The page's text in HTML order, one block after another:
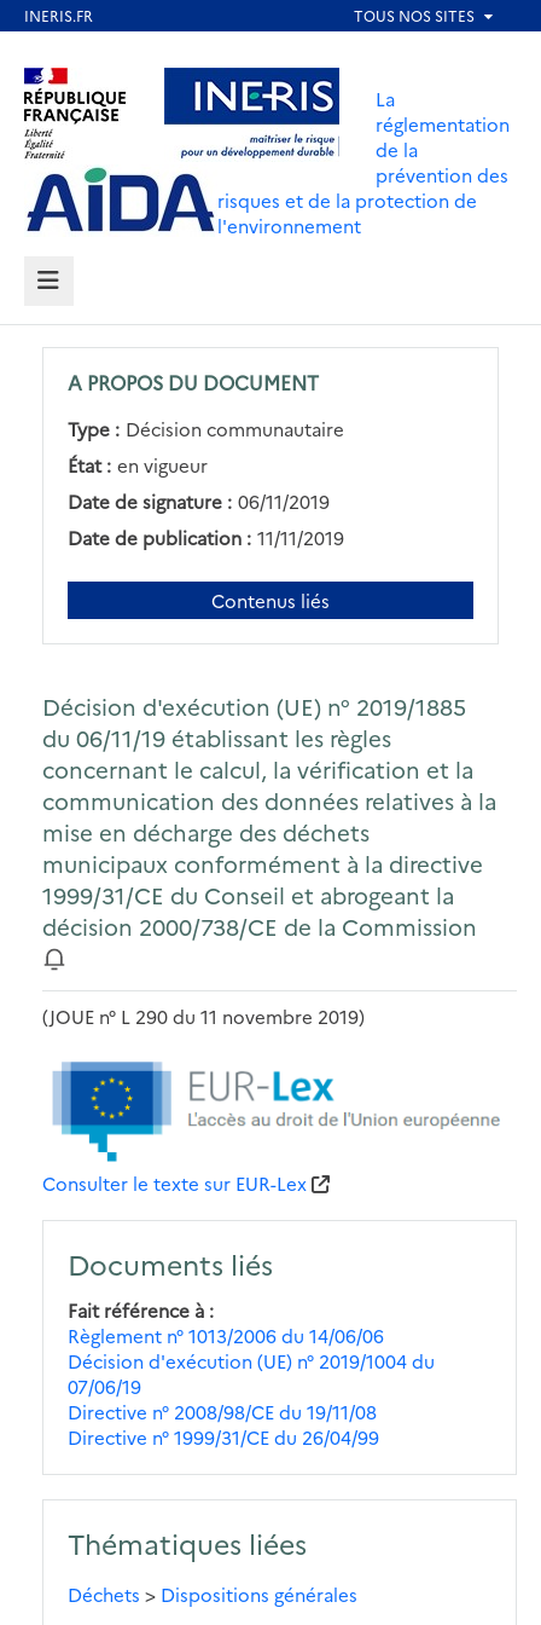
contenu
principal
Aller au contenu Aller au menu
Aller au pied de page
La
réglementation
de la
prévention des
risques et de la protection de
l'environnement
MENU
A PROPOS DU DOCUMENT
Type : Décision communautaire
État : en vigueur
Date de signature : 06/11/2019
Date de publication : 11/11/2019
Contenus liés
Décision d'exécution (UE) n° 2019/1885
du 06/11/19 établissant les règles
concernant le calcul, la vérification et la
communication des données relatives à la
mise en décharge des déchets
municipaux conformément à la directive
1999/31/CE du Conseil et abrogeant la
décision 2000/738/CE de la Commission
(JOUE n° L 290 du 11 novembre 2019)
Consulter le texte sur EUR-Lex
Documents liés
Fait référence à
Règlement n° 1013/2006 du 14/06/06
Décision d'exécution (UE) n° 2019/1004 du
07/06/19
Directive n° 2008/98/CE du 19/11/08
Directive n° 1999/31/CE du 26/04/99
Thématiques liées
Déchets > Dispositions générales